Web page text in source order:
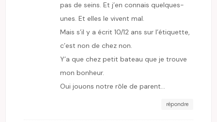
pas de seins. Et j’en connais quelques-
unes. Et elles le vivent mal.
Mais s’il y a écrit 10/12 ans sur l’étiquette,
c’est non de chez non.
Y’a que chez petit bateau que je trouve
mon bonheur.
Oui jouons notre rôle de parent…
répondre